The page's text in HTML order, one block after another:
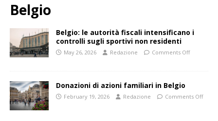
Belgio
Belgio: le autorità fiscali intensificano i
controlli sugli sportivi non residenti
May 26, 2026 Redazione Comments Off
Donazioni di azioni familiari in Belgio
February 19, 2026 Redazione Comments Off